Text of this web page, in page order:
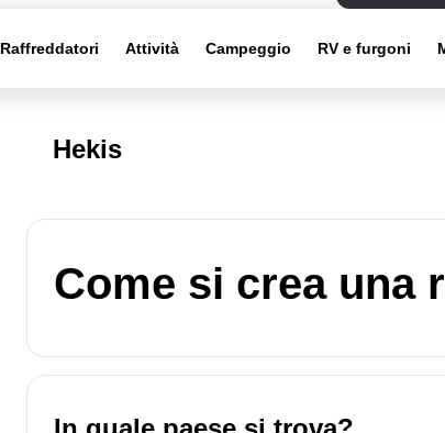
Raffreddatori Attività Campeggio RV e furgoni
Hekis
Come si crea una